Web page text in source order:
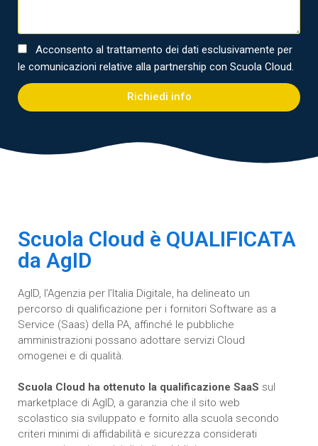
Acconsento al trattamento dei dati esclusivamente per
le comunicazioni relative alla partnership con Scuola Cloud.
Richiedi info
Scuola Cloud è QUALIFICATA
da AgID
AgID, l’Agenzia per l’Italia Digitale, ha delineato un
percorso di qualificazione per i fornitori Software as a
Service (Saas) della PA, affinché le pubbliche
amministrazioni possano adottare servizi Cloud
omogenei e di qualità.
Scuola Cloud ha ottenuto la qualificazione SaaS sul
marketplace di AgID, a garanzia che il sito web
scolastico sia sviluppato e fornito alla scuola secondo
criteri minimi di affidabilità e sicurezza considerati